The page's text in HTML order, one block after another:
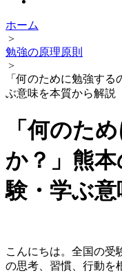
ホーム
>
勉強の原理原則
>
「何のために勉強す
ぶ意味を本質から解説
「何のた
か？」熊
験・学ぶ
こんにちは。全国の受
の思考、習慣、行動を